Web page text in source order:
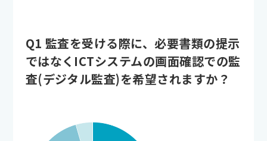
Q1 監査を受ける際に、必要書類の提示
ではなくICTシステムの画面確認での監
査(デジタル監査)を希望されますか？